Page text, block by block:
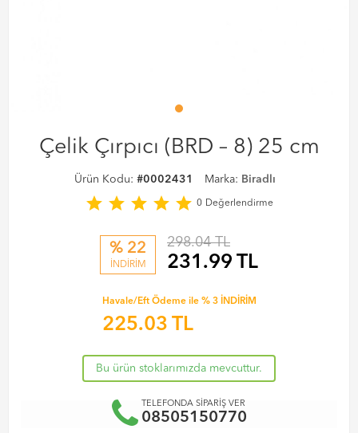
Çelik Çırpıcı (BRD – 8) 25 cm
Ürün Kodu: #0002431 Marka: Biradlı
star star star star star 0 Değerlendirme
% 22
İNDİRİM
298.04 TL
231.99 TL
Havale/Eft Ödeme ile % 3 İNDİRİM
225.03 TL
Bu ürün stoklarımızda mevcuttur.
TELEFONDA SİPARİŞ VER
08505150770